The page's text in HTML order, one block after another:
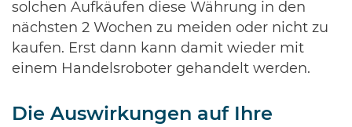
solchen Aufkäufen diese Währung in den
nächsten 2 Wochen zu meiden oder nicht zu
kaufen. Erst dann kann damit wieder mit
einem Handelsroboter gehandelt werden.
Die Auswirkungen auf Ihre